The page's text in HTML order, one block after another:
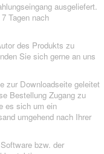
ausgeliefert.
Tagen nach
des Produkts zu
Sie sich gerne an uns
zur Downloadseite geleitet
Bestellung Zugang zu
es sich um ein
umgehend nach Ihrer
bzw. der